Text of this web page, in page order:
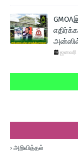
ஜனவரி
அறிவித்தல்